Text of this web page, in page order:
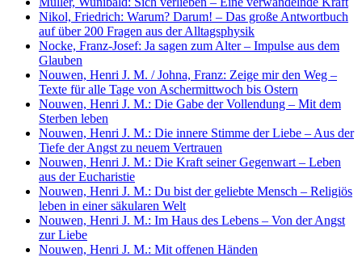
Nikol, Friedrich: Warum? Darum! – Das große Antwortbuch
auf über 200 Fragen aus der Alltagsphysik
Nocke, Franz-Josef: Ja sagen zum Alter – Impulse aus dem
Glauben
Nouwen, Henri J. M. / Johna, Franz: Zeige mir den Weg –
Texte für alle Tage von Aschermittwoch bis Ostern
Nouwen, Henri J. M.: Die Gabe der Vollendung – Mit dem
Sterben leben
Nouwen, Henri J. M.: Die innere Stimme der Liebe – Aus der
Tiefe der Angst zu neuem Vertrauen
Nouwen, Henri J. M.: Die Kraft seiner Gegenwart – Leben
aus der Eucharistie
Nouwen, Henri J. M.: Du bist der geliebte Mensch – Religiös
leben in einer säkularen Welt
Nouwen, Henri J. M.: Im Haus des Lebens – Von der Angst
zur Liebe
Nouwen, Henri J. M.: Mit offenen Händen